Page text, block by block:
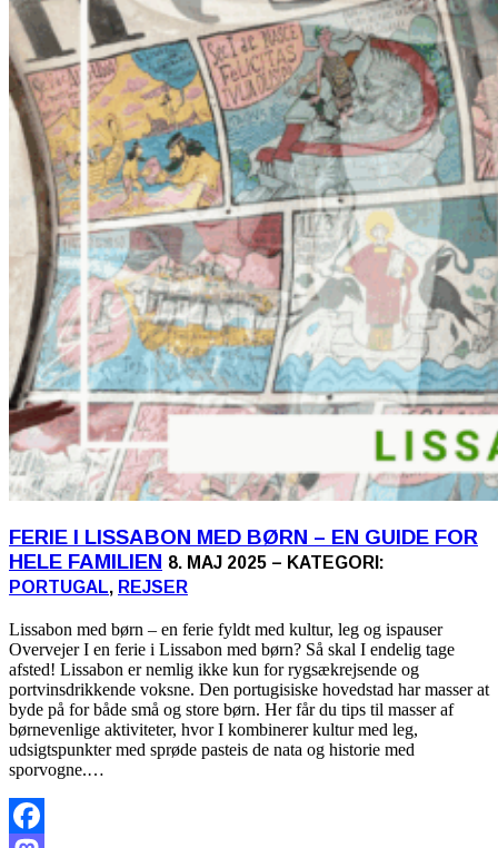
FERIE I LISSABON MED BØRN – EN GUIDE FOR
HELE FAMILIEN 8. MAJ 2025 – KATEGORI:
PORTUGAL, REJSER
Lissabon med børn – en ferie fyldt med kultur, leg og ispauser
Overvejer I en ferie i Lissabon med børn? Så skal I endelig tage
afsted! Lissabon er nemlig ikke kun for rygsækrejsende og
portvinsdrikkende voksne. Den portugisiske hovedstad har masser at
byde på for både små og store børn. Her får du tips til masser af
børnevenlige aktiviteter, hvor I kombinerer kultur med leg,
udsigtspunkter med sprøde pasteis de nata og historie med
sporvogne.…